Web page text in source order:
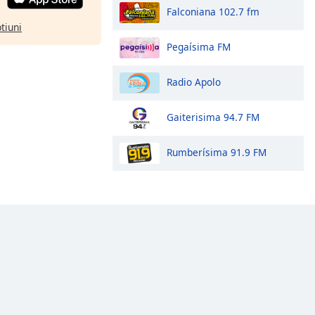
Falconiana 102.7 fm
Pegaísima FM
Radio Apolo
Gaiterisima 94.7 FM
Rumberísima 91.9 FM